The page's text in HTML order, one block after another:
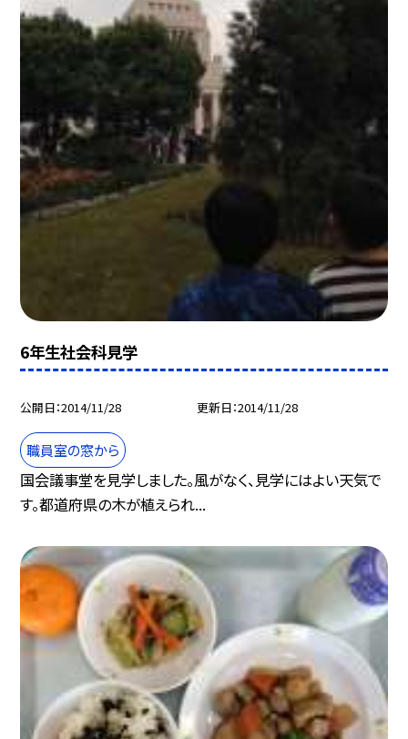
6年生社会科見学
公開日 2014/11/28 更新日 2014/11/28
職員室の窓から
国会議事堂を見学しました。風がなく、見学にはよい天気で
す。都道府県の木が植えられ...